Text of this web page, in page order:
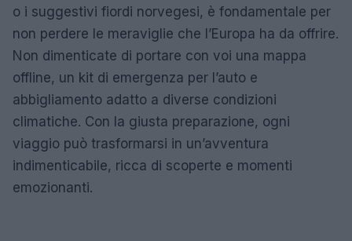
o i suggestivi fiordi norvegesi, è fondamentale per
non perdere le meraviglie che l’Europa ha da offrire.
Non dimenticate di portare con voi una mappa
offline, un kit di emergenza per l’auto e
abbigliamento adatto a diverse condizioni
climatiche. Con la giusta preparazione, ogni
viaggio può trasformarsi in un’avventura
indimenticabile, ricca di scoperte e momenti
emozionanti.